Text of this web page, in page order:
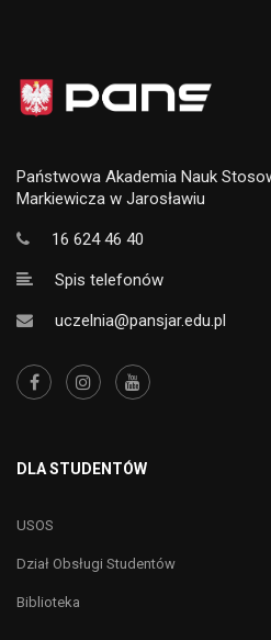
Państwowa Akademia Nauk
Markiewicza w Jarosławiu
16 624 46 40
Spis telefonów
uczelnia@pansjar.edu.pl
DLA STUDENTÓW
USOS
Dział Obsługi Studentów
Biblioteka